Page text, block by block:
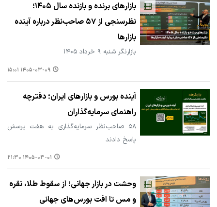
بازارهای برنده و بازنده سال ۱۴۰۵؛
نظرسنجی از ۵۷ صاحب‌نظر درباره آینده
بازارها
بازارنگر شنبه ۹ خرداد ۱۴۰۵
۱۴۰۵-۰۳-۰۹ ۱۵:۰۱
آینده بورس و بازارهای ایران؛ دفترچه
راهنمای سرمایه‌گذاران
۵۸ صاحب‌نظر سرمایه‌گذاری به هفت پرسش
پاسخ دادند
۱۴۰۵-۰۳-۰۱ ۲۱:۳۰
وحشت در بازار جهانی؛ از سقوط طلا، نقره
و مس تا افت بورس‌های جهانی